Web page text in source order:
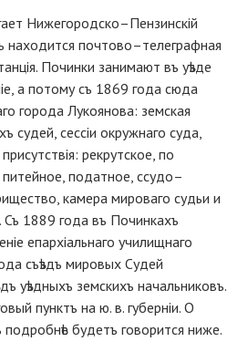
Нижегородско–Пензинскій
находится почтово–телеграфная
Починки занимают въ уѣзде
а потому съ 1869 года сюда
города Лукоянова: земская
судей, сессіи окружнаго суда,
рекрутское, по
питейное, податное, ссудо–
камера мироваго судьи и
Съ 1889 года въ Починкахъ
епархіальнаго училищнаго
съѣздъ мировых Судей
уѣздныхъ земскихъ начальниковъ.
пунктъ на ю. в. губерніи. О
подробнѣе будетъ говорится ниже.